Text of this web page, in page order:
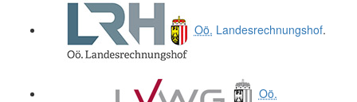
Oö. Landesrechnungshof.
Oö.